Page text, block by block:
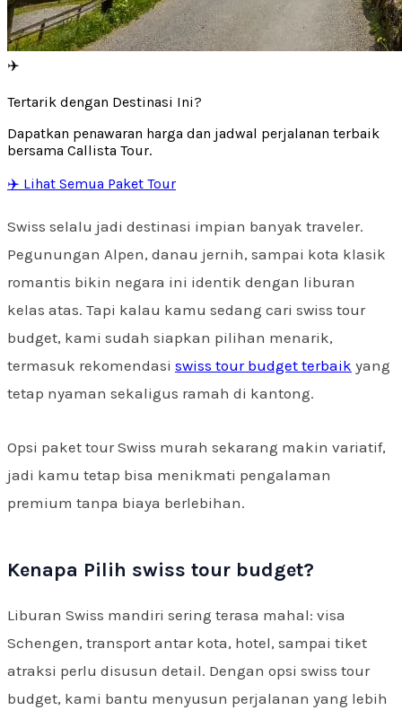
✈️
Tertarik dengan Destinasi Ini?
Dapatkan penawaran harga dan jadwal perjalanan terbaik
bersama Callista Tour.
✈️ Lihat Semua Paket Tour
Swiss selalu jadi destinasi impian banyak traveler.
Pegunungan Alpen, danau jernih, sampai kota klasik
romantis bikin negara ini identik dengan liburan
kelas atas. Tapi kalau kamu sedang cari swiss tour
budget, kami sudah siapkan pilihan menarik,
termasuk rekomendasi swiss tour budget terbaik yang
tetap nyaman sekaligus ramah di kantong.
Opsi paket tour Swiss murah sekarang makin variatif,
jadi kamu tetap bisa menikmati pengalaman
premium tanpa biaya berlebihan.
Kenapa Pilih swiss tour budget?
Liburan Swiss mandiri sering terasa mahal: visa
Schengen, transport antar kota, hotel, sampai tiket
atraksi perlu disusun detail. Dengan opsi swiss tour
budget, kami bantu menyusun perjalanan yang lebih